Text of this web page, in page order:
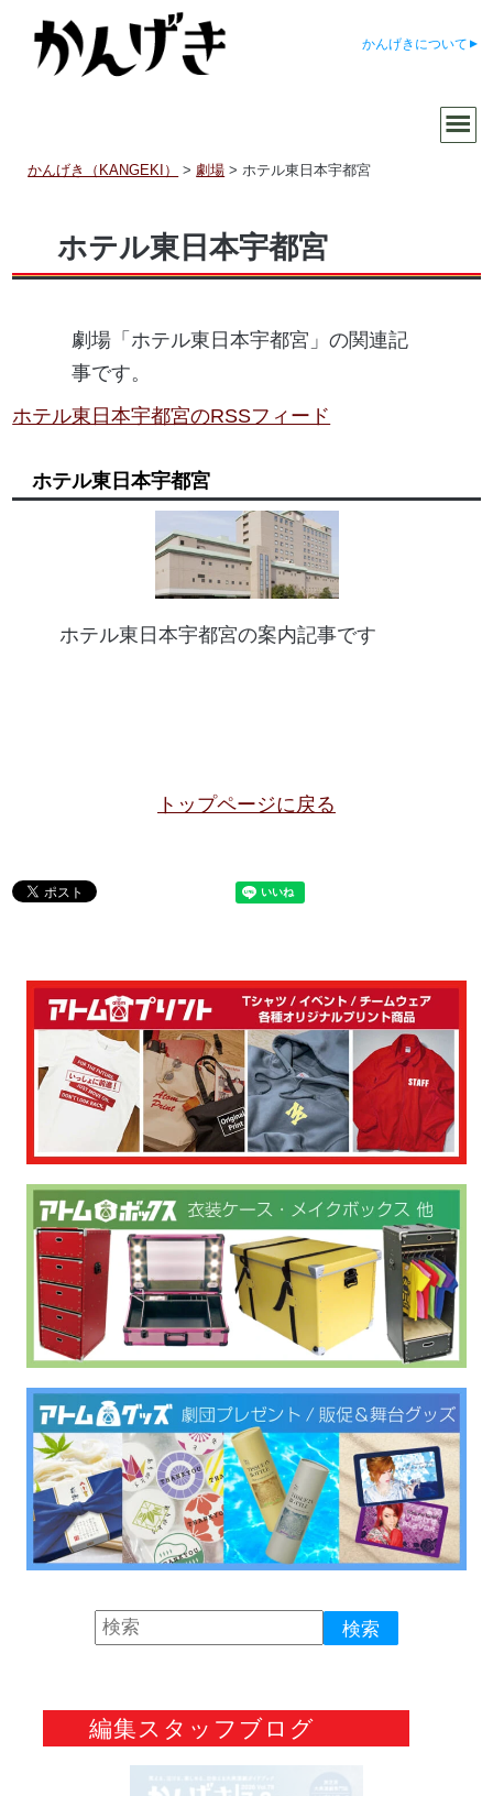
かんげきについて
かんげき（KANGEKI） >劇場 >ホテル東日本宇都宮
ホテル東日本宇都宮
劇場「ホテル東日本宇都宮」の関連記
事です。
ホテル東日本宇都宮のRSSフィード
ホテル東日本宇都宮
ホテル東日本宇都宮の案内記事です
トップページに戻る
編集スタッフブログ